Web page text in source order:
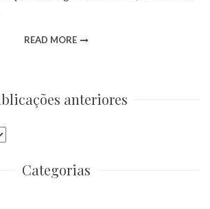
READ MORE
anteriores
Categorias